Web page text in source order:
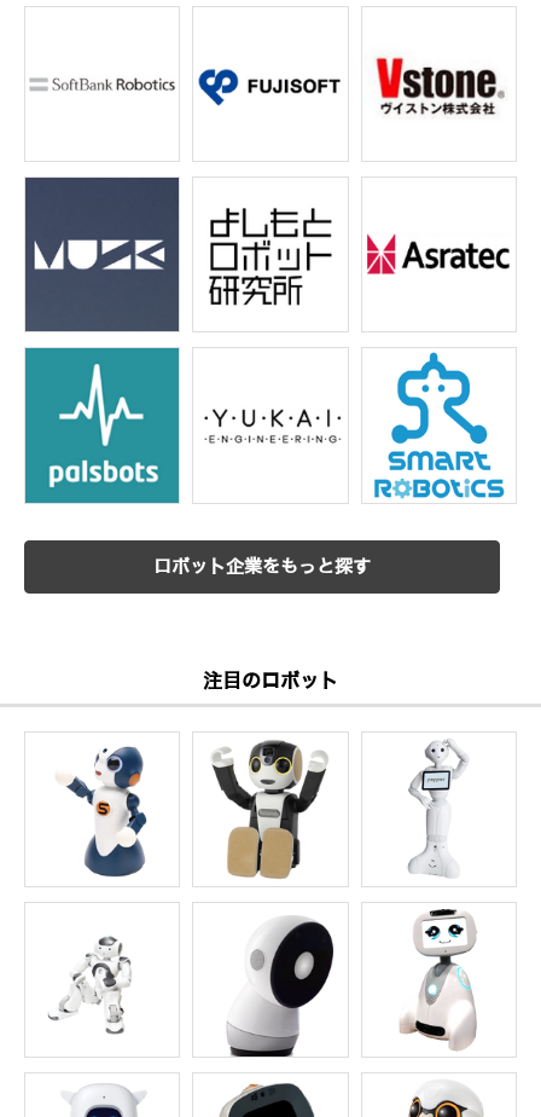
ロボット企業をもっと探す
注目のロボット